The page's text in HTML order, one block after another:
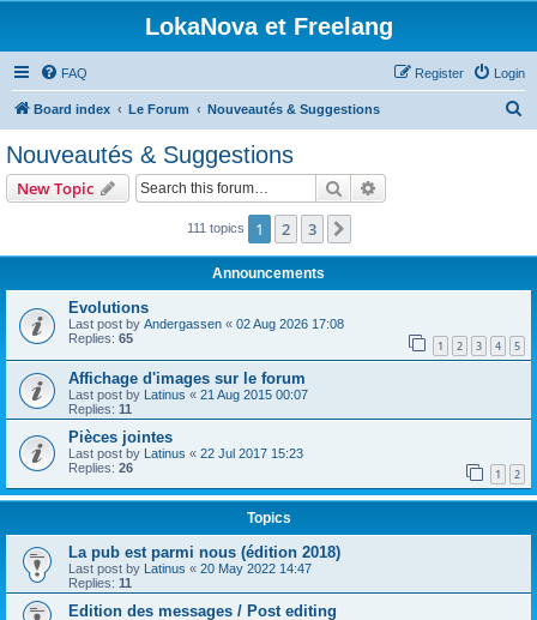
LokaNova et Freelang
FAQ Login
Register
Board index Le Forum Nouveautés & Suggestions
Nouveautés & Suggestions
New Topic Search
111 topics 1 2 3
Announcements
Evolutions
Last post by Andergassen « 02 Aug 2026 17:08
Replies: 65 1 2 3 4 5
Affichage d'images sur le forum
Last post by Latinus « 21 Aug 2015 00:07
Replies: 11
Pièces jointes
Last post by Latinus « 22 Jul 2017 15:23
Replies: 26 1 2
Topics
La pub est parmi nous (édition 2018)
Last post by Latinus « 20 May 2022 14:47
Replies: 11
Edition des messages / Post editing